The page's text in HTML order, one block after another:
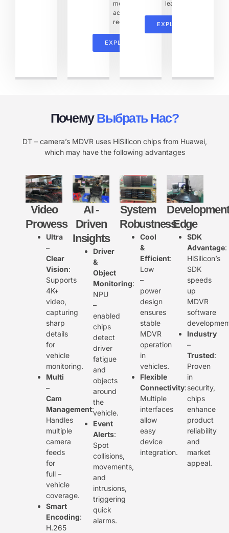
motion-
activated
recording.
EXPLORE
leaks.
EXPLORE
ПочемуВыбрать Нас?
DT – camera’s MDVR uses HiSilicon chips from Huawei,
which may have the following advantages
Video
Prowess
Ultra
–
Clear
Vision:
Supports
4K+
video,
capturing
sharp
details
for
vehicle
monitoring.
Multi
–
Cam
Management:
Handles
multiple
camera
feeds
for
full –
vehicle
coverage.
Smart
Encoding:
H.265
AI -
Driven
Insights
Driver
&
Object
Monitoring:
NPU
–
enabled
chips
detect
driver
fatigue
and
objects
around
the
vehicle.
Event
Alerts:
Spot
collisions,
movements,
and
intrusions,
triggering
quick
alarms.
System
Robustness
Cool
&
Efficient:
Low
–
power
design
ensures
stable
MDVR
operation
in
vehicles.
Flexible
Connectivity:
Multiple
interfaces
allow
easy
device
integration.
Development
Edge
SDK
Advantage:
HiSilicon’s
SDK
speeds
up
MDVR
software
Industry
–
Trusted:
Proven
in
security,
chips
enhance
product
reliability
and
market
appeal.